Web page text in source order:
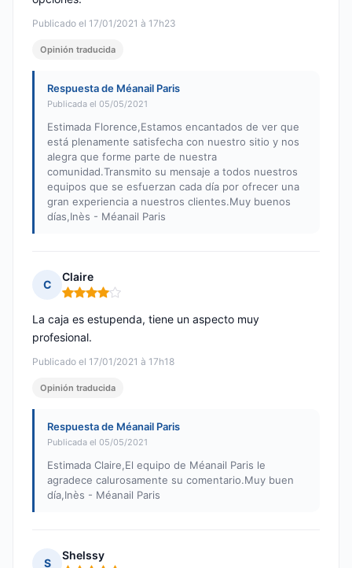
Publicado el 17/01/2021 à 17h23
Opinión traducida
Respuesta de Méanail Paris
Publicada el 05/05/2021
Estimada Florence,Estamos encantados de ver que
está plenamente satisfecha con nuestro sitio y nos
alegra que forme parte de nuestra
comunidad.Transmito su mensaje a todos nuestros
equipos que se esfuerzan cada día por ofrecer una
gran experiencia a nuestros clientes.Muy buenos
días,Inès - Méanail Paris
C
Claire
Nota: 4 de 5
Publicado el 17/01/2021 à 17h18
La caja es estupenda, tiene un aspecto muy
profesional.
Opinión traducida
Respuesta de Méanail Paris
Publicada el 05/05/2021
Estimada Claire,El equipo de Méanail Paris le
agradece calurosamente su comentario.Muy buen
día,Inès - Méanail Paris
S
Shelssy